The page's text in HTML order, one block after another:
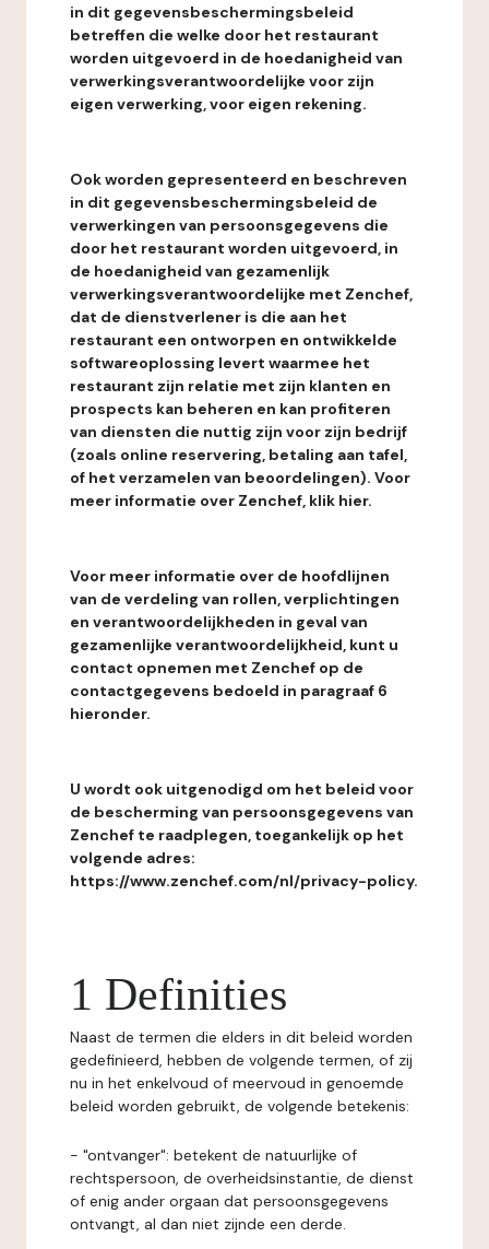
in dit gegevensbeschermingsbeleid
betreffen die welke door het restaurant
worden uitgevoerd in de hoedanigheid van
verwerkingsverantwoordelijke voor zijn
eigen verwerking, voor eigen rekening.
Ook worden gepresenteerd en beschreven
in dit gegevensbeschermingsbeleid de
verwerkingen van persoonsgegevens die
door het restaurant worden uitgevoerd, in
de hoedanigheid van gezamenlijk
verwerkingsverantwoordelijke met Zenchef,
dat de dienstverlener is die aan het
restaurant een ontworpen en ontwikkelde
softwareoplossing levert waarmee het
restaurant zijn relatie met zijn klanten en
prospects kan beheren en kan profiteren
van diensten die nuttig zijn voor zijn bedrijf
(zoals online reservering, betaling aan tafel,
of het verzamelen van beoordelingen). Voor
meer informatie over Zenchef, klik hier.
Voor meer informatie over de hoofdlijnen
van de verdeling van rollen, verplichtingen
en verantwoordelijkheden in geval van
gezamenlijke verantwoordelijkheid, kunt u
contact opnemen met Zenchef op de
contactgegevens bedoeld in paragraaf 6
hieronder.
U wordt ook uitgenodigd om het beleid voor
de bescherming van persoonsgegevens van
Zenchef te raadplegen, toegankelijk op het
volgende adres:
https://www.zenchef.com/nl/privacy-policy.
1 Definities
Naast de termen die elders in dit beleid worden
gedefinieerd, hebben de volgende termen, of zij
nu in het enkelvoud of meervoud in genoemde
beleid worden gebruikt, de volgende betekenis:
- "ontvanger": betekent de natuurlijke of
rechtspersoon, de overheidsinstantie, de dienst
of enig ander orgaan dat persoonsgegevens
ontvangt, al dan niet zijnde een derde.